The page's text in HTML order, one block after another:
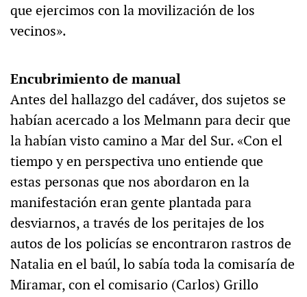
que ejercimos con la movilización de los
vecinos».
Encubrimiento de manual
Antes del hallazgo del cadáver, dos sujetos se
habían acercado a los Melmann para decir que
la habían visto camino a Mar del Sur. «Con el
tiempo y en perspectiva uno entiende que
estas personas que nos abordaron en la
manifestación eran gente plantada para
desviarnos, a través de los peritajes de los
autos de los policías se encontraron rastros de
Natalia en el baúl, lo sabía toda la comisaría de
Miramar, con el comisario (Carlos) Grillo